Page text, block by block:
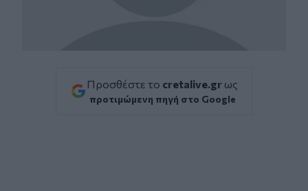
Προσθέστε το cretalive.gr ως
προτιμώμενη πηγή στο Google